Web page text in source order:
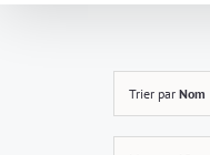
Trier par Nom